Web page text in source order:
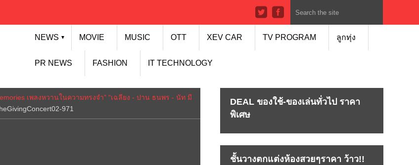
NEWS ▼ MOVIE MUSIC OTT XEV CAR TV PROGRAM ลูกทุ่ง
PR NEWS FASHION IT TECHNOLOGY
เพลงหวานในความทรงจำ” “เฉลียง - ปาน ธนพร - นัท มี
971
DEAL ของใช้-ของเล่นทั่วไป ราคา
พิเศษ
ชั้นวางตกแต่งห้องสวยๆราคา ว้าว!!